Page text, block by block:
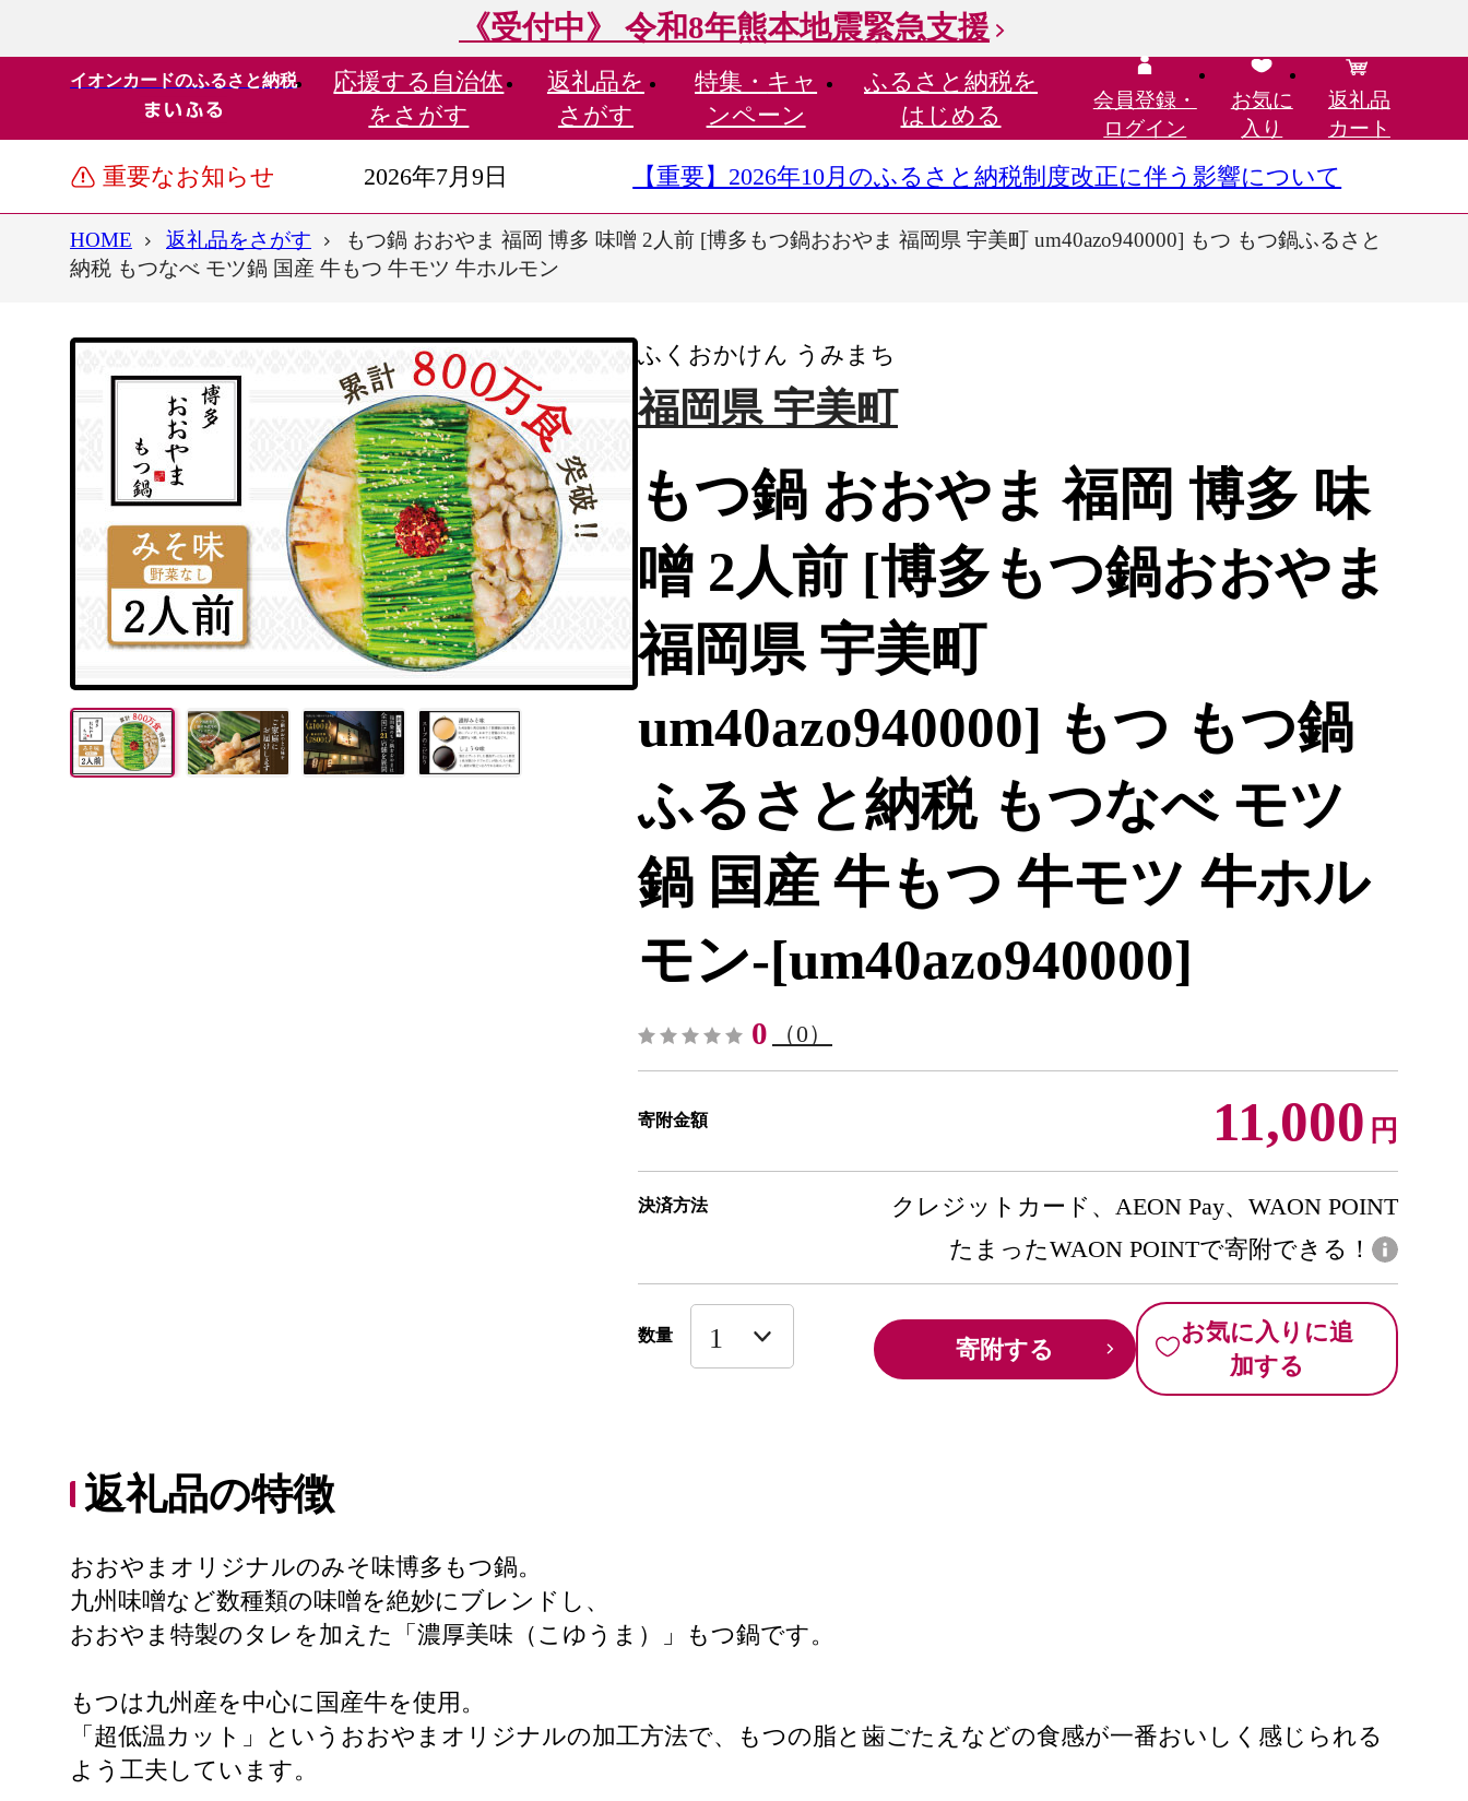
《受付中》 令和8年熊本地震緊急支援
イオンカードのふるさと納税 応援する 自治体
をさがす
返礼品を
さがす
特集・ キャ
ンペーン
ふるさと納税を
はじめる
会員登録・
ログイン
お気に
入り
返礼品
カート
重要なお知らせ 2026年7月9日 【重要】2026年10月のふるさと納税制度改正に伴う影響について
HOME 返礼品をさがす
もつ鍋 おおやま 福岡 博多 味噌 2人前 [博多もつ鍋おおやま 福岡県 宇美町 um40azo940000] もつ もつ鍋ふるさと
納税 もつなべ モツ鍋 国産 牛もつ 牛モツ 牛ホルモン
ふくおかけん うみまち
福岡県 宇美町
もつ鍋 おおやま 福岡 博多 味
噌 2人前 [博多もつ鍋おおやま
福岡県 宇美町
um40azo940000] もつ もつ鍋
ふるさと納税 もつなべ モツ
鍋 国産 牛もつ 牛モツ 牛ホル
モン-[um40azo940000]
0 （0）
寄附金額 11,000 円
決済方法
クレジットカード、AEON Pay、WAON POINT
たまったWAON POINTで寄附できる！
数量 寄附する
お気に入りに追
加する
返礼品の特徴
おおやまオリジナルのみそ味博多もつ鍋。
九州味噌など数種類の味噌を絶妙にブレンドし、
おおやま特製のタレを加えた「濃厚美味（こゆうま）」もつ鍋です。
もつは九州産を中心に国産牛を使用。
「超低温カット」というおおやまオリジナルの加工方法で、もつの脂と歯ごたえなどの食感が一番おいしく感じられる
よう工夫しています。